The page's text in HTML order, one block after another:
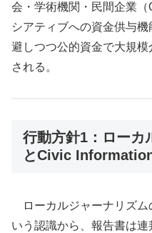
会・学術機関・民間企業
シアティブへの資金供与
避しつつ公的資金で大規
される。
行動方針1：ローカ
とCivic
ローカルジャーナリズム
いう認識から、報告書は